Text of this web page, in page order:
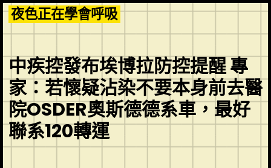
Skip
to
content
夜色正在學會呼吸
中疾控發布埃博拉防控提醒 專
家：若懷疑沾染不要本身前去醫
院OSDER奧斯德德系車，最好
聯系120轉運